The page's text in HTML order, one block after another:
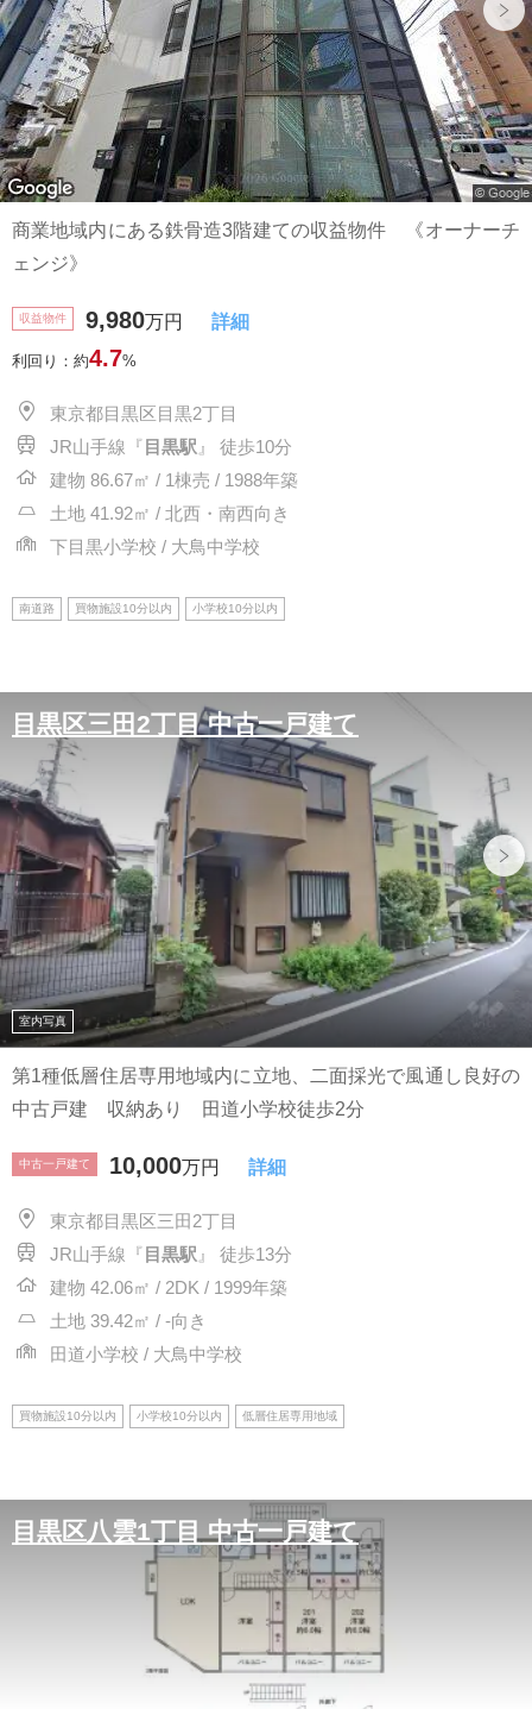
商業地域内にある鉄骨造3階建ての収益物件 《オーナーチ
ェンジ》
収益物件 9,980万円 詳細
利回り：約4.7%
東京都目黒区目黒2丁目
JR山手線『 目黒駅 』 徒歩10分
建物 86.67㎡ / 1棟売 / 1988年築
土地 41.92㎡ / 北西・南西向き
下目黒小学校 / 大鳥中学校
南道路 買物施設10分以内 小学校10分以内
目黒区三田2丁目 中古一戸建て
室内写真
第1種低層住居専用地域内に立地、二面採光で風通し良好の
中古戸建 収納あり 田道小学校徒歩2分
中古一戸建て 10,000万円 詳細
東京都目黒区三田2丁目
JR山手線『 目黒駅 』 徒歩13分
建物 42.06㎡ / 2DK / 1999年築
土地 39.42㎡ / -向き
田道小学校 / 大鳥中学校
買物施設10分以内 小学校10分以内 低層住居専用地域
目黒区八雲1丁目 中古一戸建て